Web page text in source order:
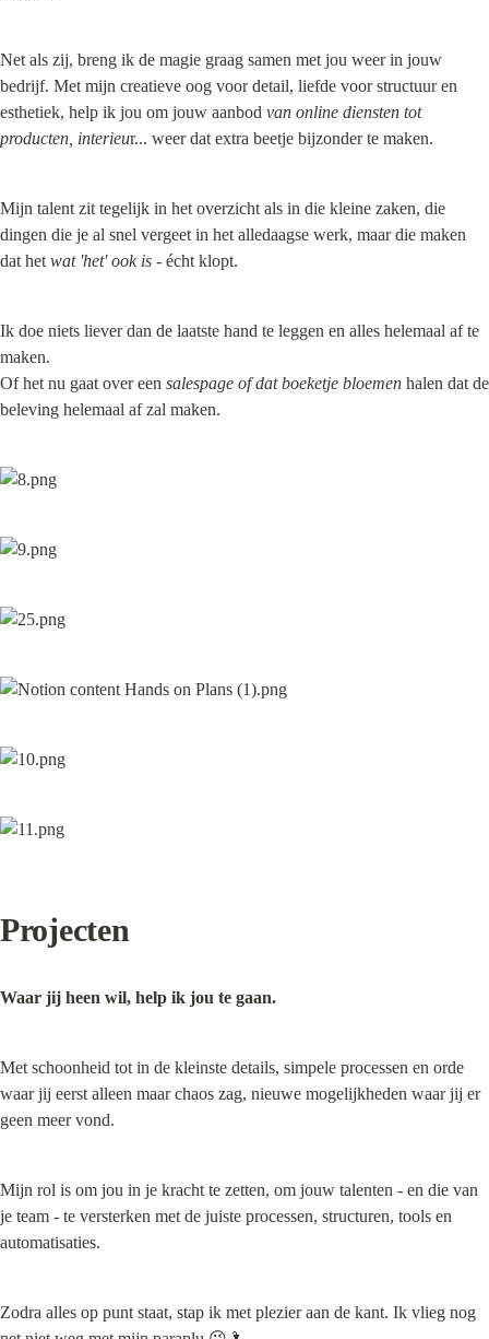
Net als zij, breng ik de magie graag samen met jou weer in jouw
bedrijf. Met mijn creatieve oog voor detail, liefde voor structuur en
esthetiek, help ik jou om jouw aanbod van online diensten tot
producten, interieur... weer dat extra beetje bijzonder te maken.
Mijn talent zit tegelijk in het overzicht als in die kleine zaken, die
dingen die je al snel vergeet in het alledaagse werk, maar die maken
dat het wat 'het' ook is - écht klopt.
Ik doe niets liever dan de laatste hand te leggen en alles helemaal af te
maken.
Of het nu gaat over een salespage of dat boeketje bloemen halen dat de
beleving helemaal af zal maken.
Projecten
Waar jij heen wil, help ik jou te gaan.
Met schoonheid tot in de kleinste details, simpele processen en orde
waar jij eerst alleen maar chaos zag, nieuwe mogelijkheden waar jij er
geen meer vond.
Mijn rol is om jou in je kracht te zetten, om jouw talenten - en die van
je team - te versterken met de juiste processen, structuren, tools en
automatisaties.
Zodra alles op punt staat, stap ik met plezier aan de kant. Ik vlieg nog